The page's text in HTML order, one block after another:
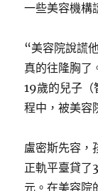
一些美容機構
“美容院說謊
真的往隆胸了
19歲的兒子（
程中，被美容
盧密斯先容，
正軌平臺貸了
元。在美容院